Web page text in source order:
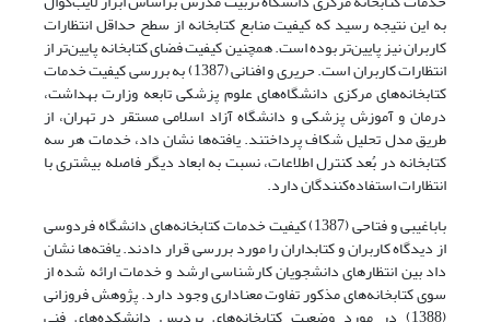
به این نتیجه رسید که کیفیت منابع کتابخانه از سطح حداقل انتظارات
کاربران نیز پایین‌تر بوده است. همچنین کیفیت فضای کتابخانه پایین‌تر از
انتظارات کاربران است. حریری و افنانی (1387) به بررسی کیفیت خدمات
کتابخانه‌های مرکزی دانشگاه‌های علوم پزشکی تابعه وزارت بهداشت،
درمان و آموزش پزشکی و دانشگاه آزاد اسلامی مستقر در تهران، از
طریق مدل تحلیل شکاف پرداختند. یافته‌ها نشان داد، خدمات هر سه
کتابخانه در بُعد کنترل اطلاعات، نسبت به ابعاد دیگر فاصله بیشتری با
انتظارات استفاده‌کنندگان دارد.
بابا‌غیبی و فتاحی (1387) کیفیت خدمات کتابخانه‌های دانشگاه فردوسی
از دیدگاه کاربران و کتابداران را مورد بررسی قرار دادند. یافته‌ها نشان
داد بین انتظارهای دانشجویان کارشناسی ارشد و خدمات ارائه شده از
سوی کتابخانه‌های مذکور تفاوت معناداری وجود دارد. پژوهش فروزانی